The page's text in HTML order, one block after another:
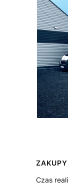
Linki
ZAKUPY
Czas